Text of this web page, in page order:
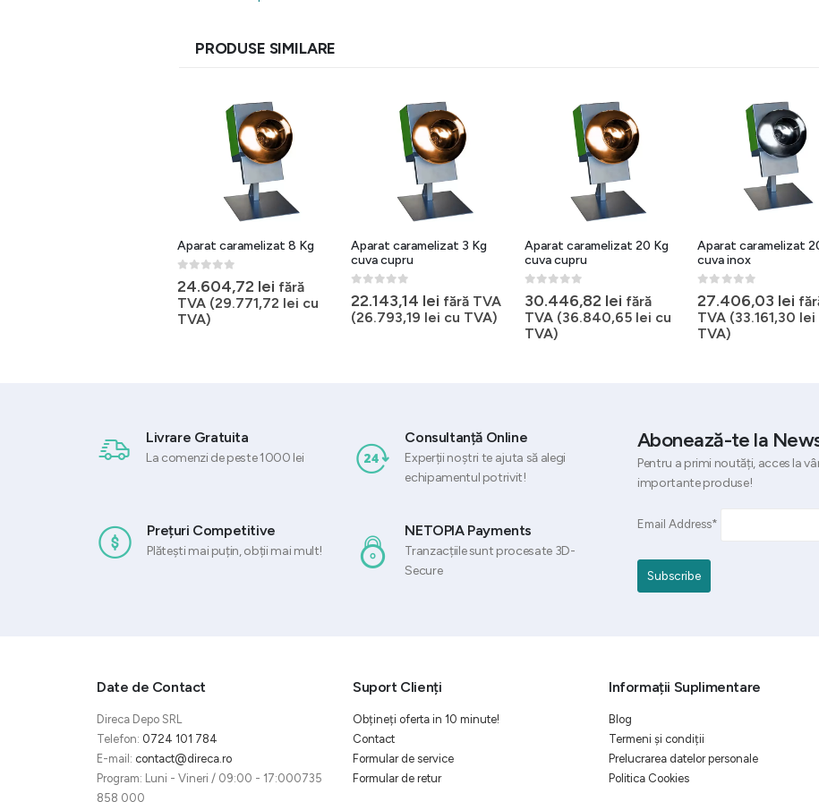
PRODUSE SIMILARE
Aparat caramelizat 8 Kg
0out of 5
24.604,72 lei fără
TVA (29.771,72 lei cu
TVA)
Aparat caramelizat 3 Kg
cuva cupru
0out of 5
22.143,14 lei fără TVA
(26.793,19 lei cu TVA)
Aparat caramelizat 20 Kg
cuva cupru
0out of 5
30.446,82 lei fără
TVA (36.840,65 lei cu
TVA)
Aparat caramelizat
cuva inox
0out of 5
27.406,03 lei
TVA (33.161,30 lei
TVA)
Livrare Gratuita
La comenzi de peste 1000 lei
Consultanță Online
Experții noștri te ajuta să alegi
echipamentul potrivit!
Prețuri Competitive
Plătești mai puțin, obții mai mult!
NETOPIA Payments
Tranzacțiile sunt procesate 3D-
Secure
Abonează-te la
Pentru a primi noutăți, acces la
importante produse!
Email Address*
Date de Contact
Direca Depo SRL
Telefon: 0724 101 784
E-mail: contact@direca.ro
Program: Luni - Vineri / 09:00 - 17:000735
858 000
Suport Clienți
Obțineți oferta in 10 minute!
Contact
Formular de service
Formular de retur
Informații Suplimentare
Blog
Termeni și condiții
Prelucrarea datelor personale
Politica Cookies